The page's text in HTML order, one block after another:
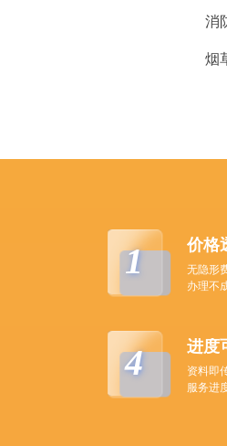
消
烟
1 价格
无隐形
办理不
4 进度
资料即
服务进